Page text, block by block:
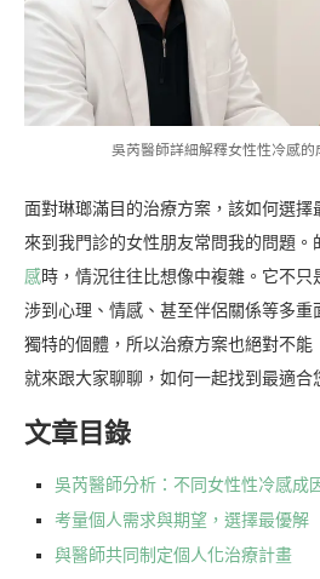
吳芮醫師詳細解釋女性性冷感的
面對琳瑯滿目的治療方案，該如何選
來到我門診的女性朋友常問我的問題。
感時，情況往往比想像中複雜。它不
涉到心理、情感、甚至伴侶關係等多
獨特的個體，所以治療方案也絕對不
就來跟大家聊聊，如何一起找到最適合
文章目錄
吳芮醫師分析：不同女性性冷感成
考量個人需求與期望，選擇最優解
與醫師共同制定個人化治療計畫